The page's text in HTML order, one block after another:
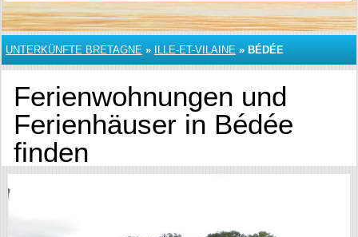
UNTERKÜNFTE BRETAGNE » ILLE-ET-VILAINE » BÉDÉE
Ferienwohnungen und
Ferienhäuser in Bédée
finden